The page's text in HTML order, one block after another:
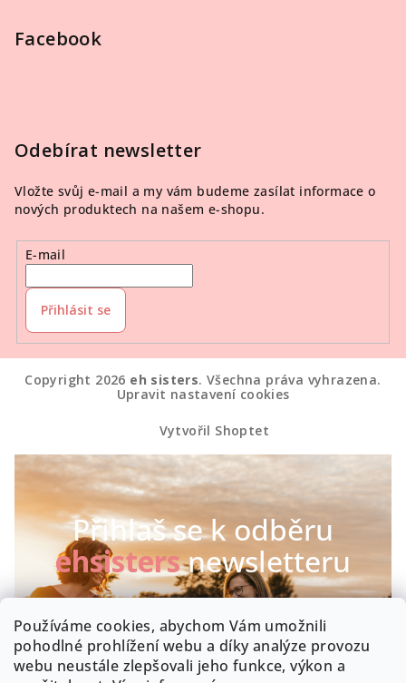
Používáme cookies, abychom Vám umožnili
pohodlné prohlížení webu a díky analýze provozu
webu neustále zlepšovali jeho funkce, výkon a
Facebook
Odebírat newsletter
Vložte svůj e-mail a my vám budeme zasílat informace o
nových produktech na našem e-shopu.
E-mail
Přihlásit se
Copyright 2026 eh sisters. Všechna práva vyhrazena.
Upravit nastavení cookies
Vytvořil Shoptet
Přihlaš se k odběru
ehsistersnewsletteru
Chceš být první, kdo se dozví o našich novinkách a
speciálních akcích? Máme radost :-)
Byla by škoda, kdyby zrovna Tobě něco uniklo!